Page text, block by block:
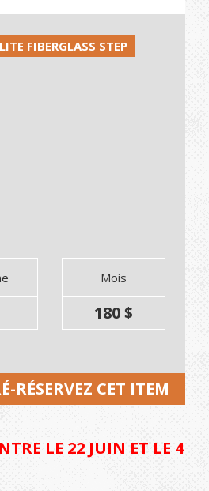
FIBERGLASS STEP
Mois
180 $
RÉSERVEZ CET ITEM
LE 22 JUIN ET LE 4